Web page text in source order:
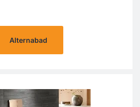
Alternabad